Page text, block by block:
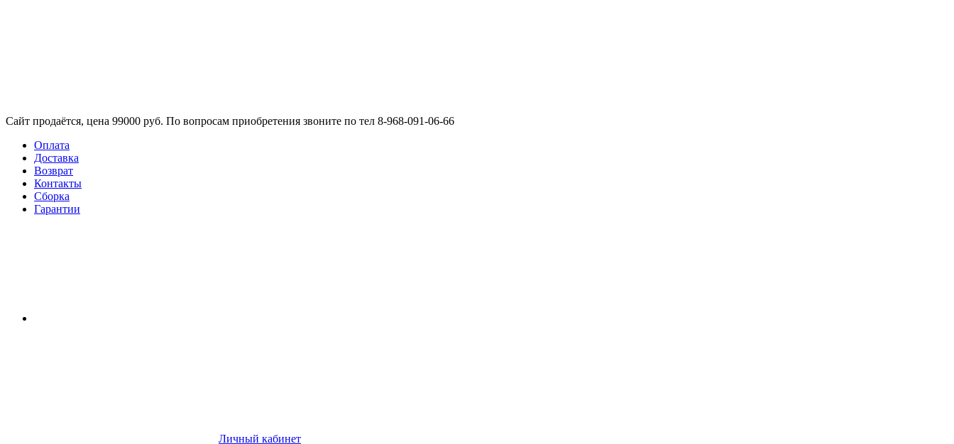
Сайт продаётся, цена 99000 руб. По вопросам приобретения звоните по тел 8-968-091-06-66
Оплата
Доставка
Возврат
Контакты
Сборка​
Гарантии
Личный кабинет